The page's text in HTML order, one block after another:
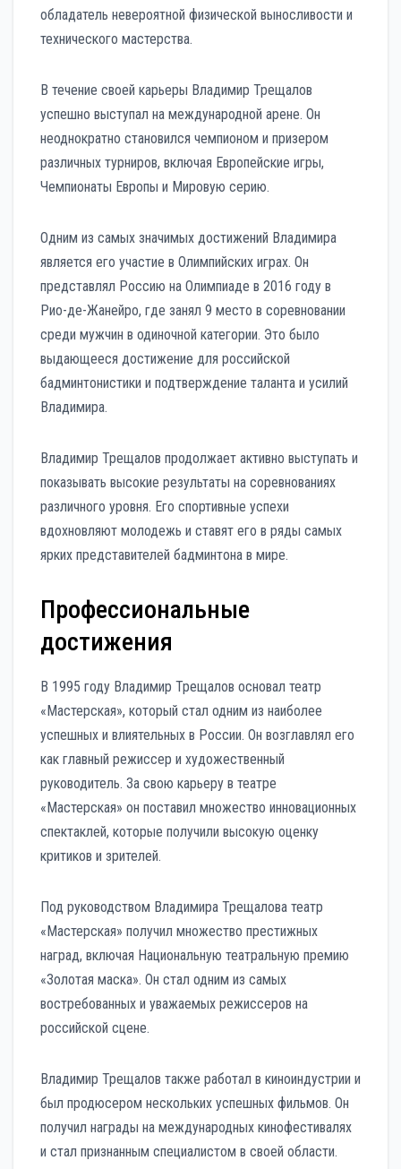
обладатель невероятной физической выносливости и
технического мастерства.
В течение своей карьеры Владимир Трещалов
успешно выступал на международной арене. Он
неоднократно становился чемпионом и призером
различных турниров, включая Европейские игры,
Чемпионаты Европы и Мировую серию.
Одним из самых значимых достижений Владимира
является его участие в Олимпийских играх. Он
представлял Россию на Олимпиаде в 2016 году в
Рио-де-Жанейро, где занял 9 место в соревновании
среди мужчин в одиночной категории. Это было
выдающееся достижение для российской
бадминтонистики и подтверждение таланта и усилий
Владимира.
Владимир Трещалов продолжает активно выступать и
показывать высокие результаты на соревнованиях
различного уровня. Его спортивные успехи
вдохновляют молодежь и ставят его в ряды самых
ярких представителей бадминтона в мире.
Профессиональные
достижения
В 1995 году Владимир Трещалов основал театр
«Мастерская», который стал одним из наиболее
успешных и влиятельных в России. Он возглавлял его
как главный режиссер и художественный
руководитель. За свою карьеру в театре
«Мастерская» он поставил множество инновационных
спектаклей, которые получили высокую оценку
критиков и зрителей.
Под руководством Владимира Трещалова театр
«Мастерская» получил множество престижных
наград, включая Национальную театральную премию
«Золотая маска». Он стал одним из самых
востребованных и уважаемых режиссеров на
российской сцене.
Владимир Трещалов также работал в киноиндустрии и
был продюсером нескольких успешных фильмов. Он
получил награды на международных кинофестивалях
и стал признанным специалистом в своей области.